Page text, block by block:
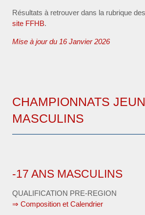
Résultats à retrouver dans la rubrique des
site FFHB.
Mise à jour du 16 Janvier 2026
CHAMPIONNATS
MASCULINS
-17 ANS MASCULINS
QUALIFICATION PRE-REGION
⇒ Composition et Calendrier